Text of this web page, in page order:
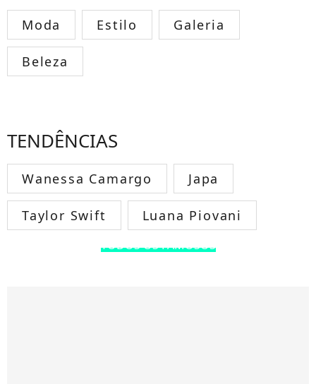
Moda Estilo Galeria
Beleza
TENDÊNCIAS
Wanessa Camargo Japa
Taylor Swift Luana Piovani
TODOS OS FAMOSOS